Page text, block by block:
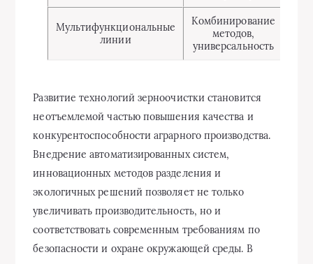
Мультифункциональные
линии
Комбинирование
методов,
универсальность
Развитие технологий зерноочистки становится
неотъемлемой частью повышения качества и
конкурентоспособности аграрного производства.
Внедрение автоматизированных систем,
инновационных методов разделения и
экологичных решений позволяет не только
увеличивать производительность, но и
соответствовать современным требованиям по
безопасности и охране окружающей среды. В